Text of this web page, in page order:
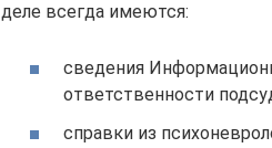
деле всегда имеются:
сведения
ответственности
справки из